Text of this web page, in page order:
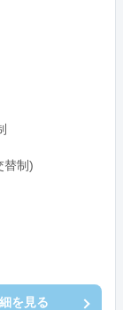
替制)
を見る